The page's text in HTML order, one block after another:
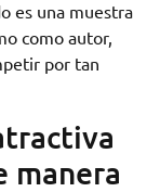
es una muestra
como autor,
por tan
manera